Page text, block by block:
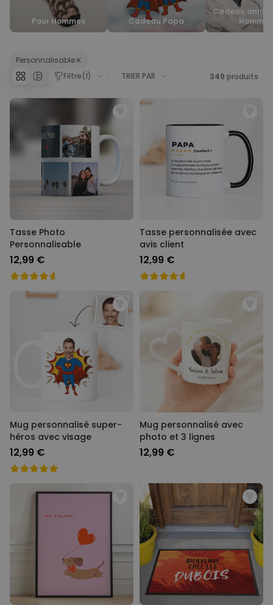
Personnalisable
Tablier de cuisine
29,99 €
Couverture personnalisée -
animal de compagnie en
plus de 100
exemplaires
39,99 €
Personnalisable
Chaussettes personnalisées
avec votre animal de
compagnie
19,99 €
Pour Hommes Cadeau Papa
Cadeau
Homme
Personnalisable
Filtre(1) TRIER PAR 349 produits
Tasse Photo
Personnalisable
12,99 €
Tasse personnalisée avec
avis client
12,99 €
Mug personnalisé super-
héros avec visage
12,99 €
Mug personnalisé avec
photo et 3 lignes
12,99 €